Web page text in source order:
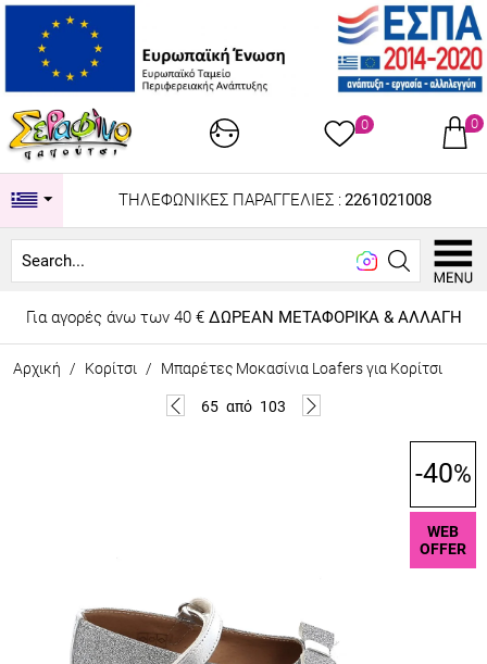
0 0
ΤΗΛΕΦΩΝΙΚΕΣ ΠΑΡΑΓΓΕΛΙΕΣ : 2261021008
Looki
Για αγορές άνω των 40 € ΔΩΡΕΑΝ ΜΕΤΑΦΟΡΙΚΑ & ΑΛΛΑΓΗ
Αρχική / Κορίτσι / Μπαρέτες Μοκασίνια Loafers για Κορίτσι
65 από 103
-40%
WEB
OFFER